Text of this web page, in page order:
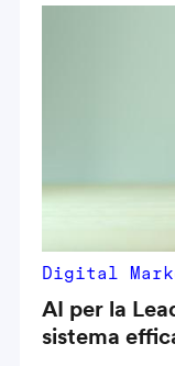
Digital
AI per la
sistema